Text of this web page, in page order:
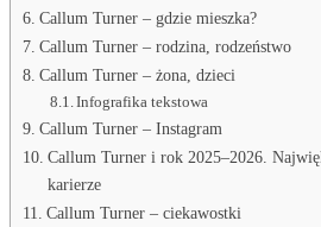
Callum Turner – gdzie mieszka?
Callum Turner – rodzina, rodzeństwo
Callum Turner – żona, dzieci
Infografika tekstowa
Callum Turner – Instagram
Callum Turner i rok 2025–2026.
karierze
Callum Turner – ciekawostki